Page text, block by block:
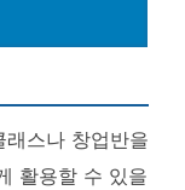
스나 창업반을
활용할 수 있을